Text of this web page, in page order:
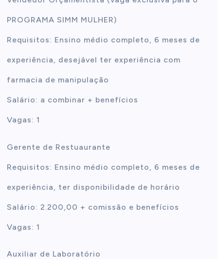
PROGRAMA SIMM MULHER)
Requisitos: Ensino médio completo, 6 meses de
experiência, desejável ter experiência com
farmacia de manipulação
Salário: a combinar + benefícios
Vagas: 1
Gerente de Restuaurante
Requisitos: Ensino médio completo, 6 meses de
experiência, ter disponibilidade de horário
Salário: 2.200,00 + comissão e benefícios
Vagas: 1
Auxiliar de Laboratório